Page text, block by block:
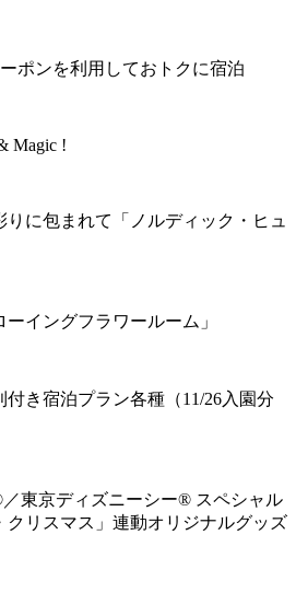
ポンを利用しておトクに宿泊
Magic !
に包まれて「ノルディック・ヒュ
イングフラワールーム」
き宿泊プラン各種（11/26入園分
東京ディズニーシー® スペシャル
クリスマス」連動オリジナルグッズ